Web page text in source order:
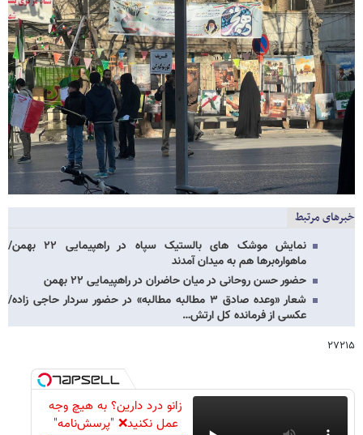
خبرهای مرتبط
نمایش موشک های بالستیک سپاه در راهپیمایی ۲۲ بهمن/
ماهواره‌برها هم به میدان آمدند
حضور حسن روحانی در میان حاضران در راهپیمایی ۲۲ بهمن
شعار «وعده صادق ۳ مطالبه مطالبه» در حضور سردار حاجی زاده/
عکسی از فرمانده کل ارتش…
۲۷۲۱۵
زانو درد دارین؟ به هیچ وجه
عمل نکنید❌ "پرسش‌نامه"